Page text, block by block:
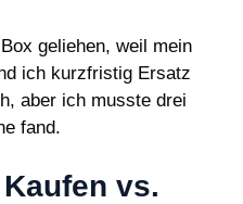
geliehen, weil mein
ich kurzfristig Ersatz
aber ich musste drei
fand.
vs.